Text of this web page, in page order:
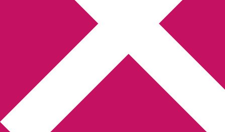
Bokbloggsjerka Bloggmaraton
Kriminalroman
Min tv-blogg
You are here: Archives for Eckhart Tolle
2 saker man kan lära sig av Leo